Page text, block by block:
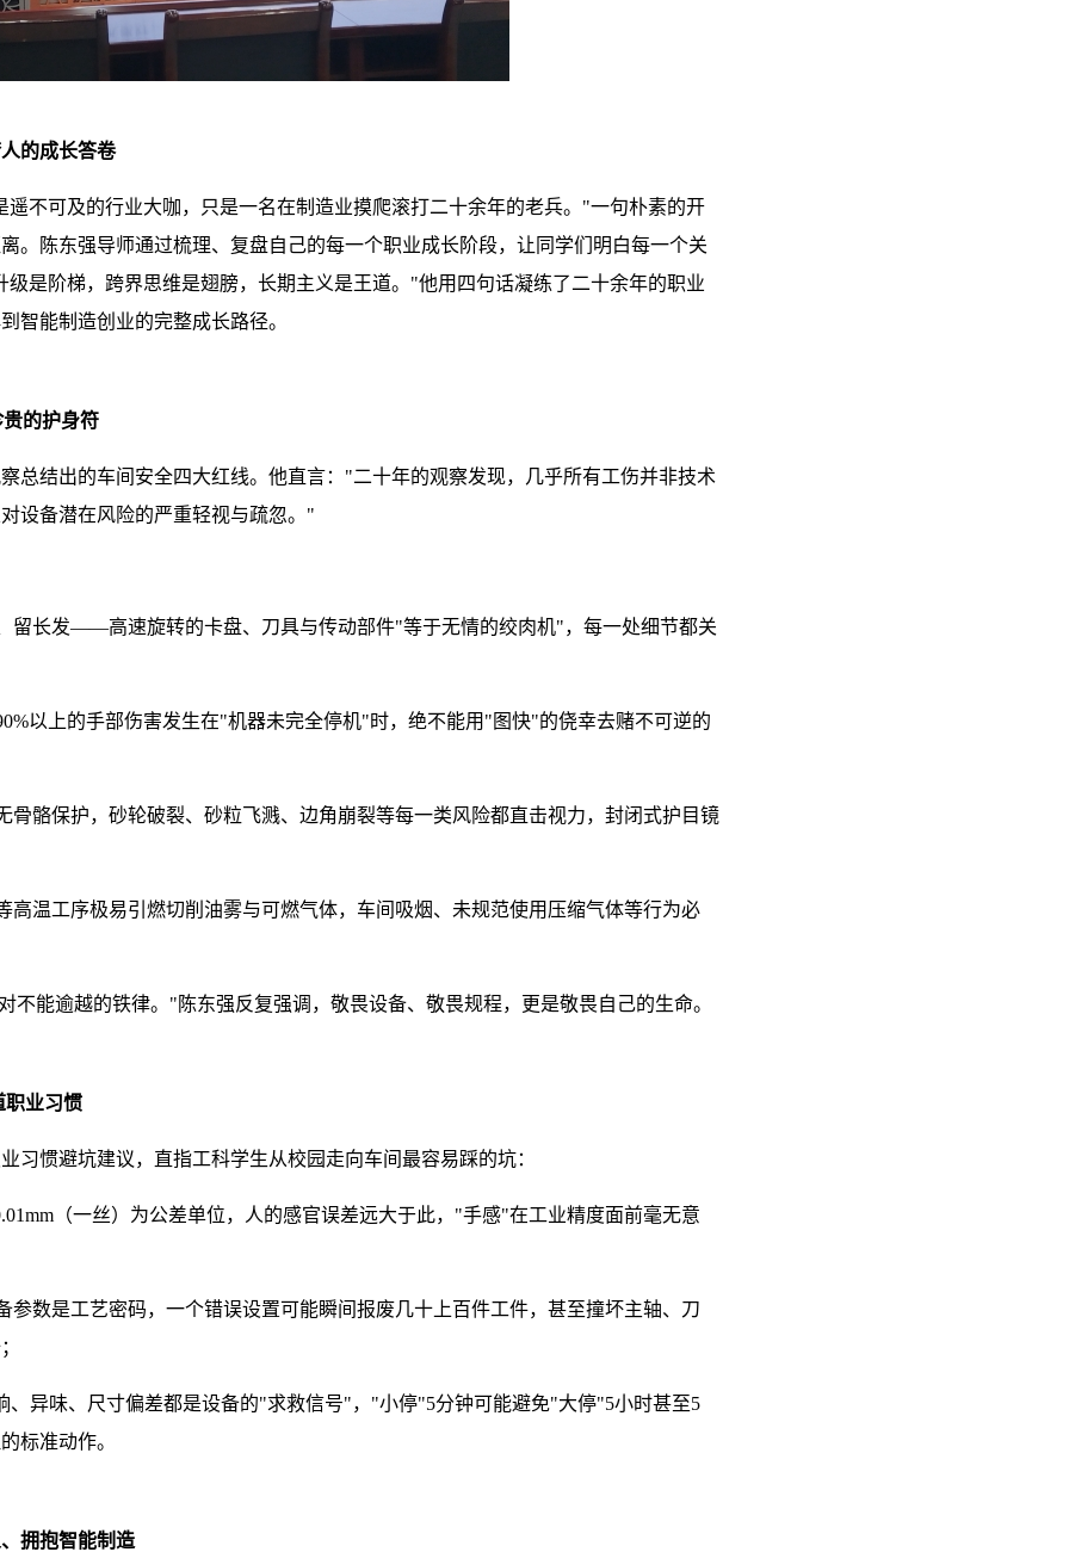
的成长答卷
不可及的行业大咖，只是一名在制造业摸爬滚打二十余年的老兵。"一句朴素的开
。陈东强导师通过梳理、复盘自己的每一个职业成长阶段，让同学们明白每一个关
是阶梯，跨界思维是翅膀，长期主义是王道。"他用四句话凝练了二十余年的职业
智能制造创业的完整成长路径。
的护身符
总结出的车间安全四大红线。他直言："二十年的观察发现，几乎所有工伤并非技术
设备潜在风险的严重轻视与疏忽。"
留长发——高速旋转的卡盘、刀具与传动部件"等于无情的绞肉机"，每一处细节都关
以上的手部伤害发生在"机器未完全停机"时，绝不能用"图快"的侥幸去赌不可逆的
骼保护，砂轮破裂、砂粒飞溅、边角崩裂等每一类风险都直击视力，封闭式护目镜
温工序极易引燃切削油雾与可燃气体，车间吸烟、未规范使用压缩气体等行为必
能逾越的铁律。"陈东强反复强调，敬畏设备、敬畏规程，更是敬畏自己的生命。
业习惯
习惯避坑建议，直指工科学生从校园走向车间最容易踩的坑：
（一丝）为公差单位，人的感官误差远大于此，"手感"在工业精度面前毫无意
数是工艺密码，一个错误设置可能瞬间报废几十上百件工件，甚至撞坏主轴、刀
异味、尺寸偏差都是设备的"求救信号"，"小停"5分钟可能避免"大停"5小时甚至5
标准动作。
拥抱智能制造